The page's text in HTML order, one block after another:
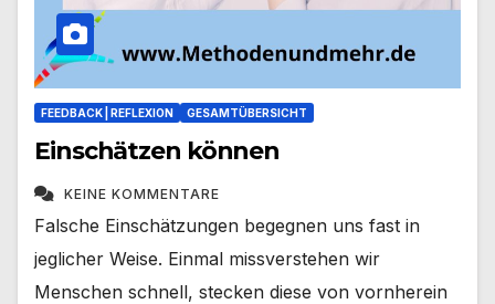
FEEDBACK | REFLEXION GESAMTÜBERSICHT
Einschätzen können
KEINE KOMMENTARE
Falsche Einschätzungen begegnen uns fast in
jeglicher Weise. Einmal missverstehen wir
Menschen schnell, stecken diese von vornherein